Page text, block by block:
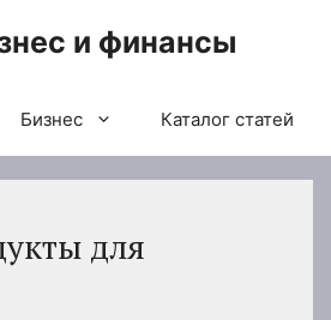
и финансы
Бизнес Каталог статей
для